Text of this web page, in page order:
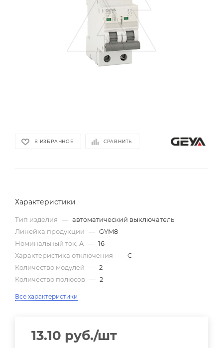
В ИЗБРАННОЕ СРАВНИТЬ
Характеристики
Тип изделия — автоматический выключатель
Линейка продукции — GYM8
Номинальный ток, A — 16
Характеристика отключения — C
Количество модулей — 2
Количество полюсов — 2
Все характеристики
13.10 руб./шт